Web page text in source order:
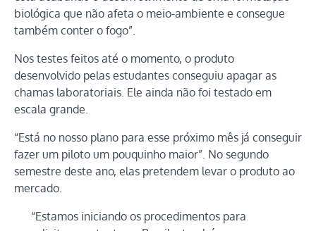
biológica que não afeta o meio-ambiente e consegue
também conter o fogo”.
Nos testes feitos até o momento, o produto
desenvolvido pelas estudantes conseguiu apagar as
chamas laboratoriais. Ele ainda não foi testado em
escala grande.
“Está no nosso plano para esse próximo mês já conseguir
fazer um piloto um pouquinho maior”. No segundo
semestre deste ano, elas pretendem levar o produto ao
mercado.
“Estamos iniciando os procedimentos para